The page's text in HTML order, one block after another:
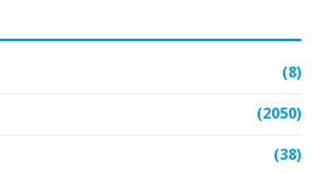
(8)
(2050)
(38)